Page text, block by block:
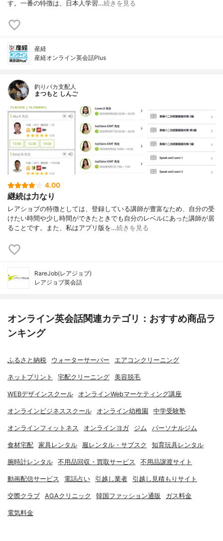
す。一番の特徴は、日本人学習…続きを見る
産経
産経オンライン英会話Plus
釣りバカ支配人
まつもと しんご
4.00
継続は力なり
レアショブの特徴としては、登録している講師が豊富なため、自分の受
けたい時間や少し時間ができたときでも自分のレベルにあった講師が居
ることです。また、私はアプリ版を…続きを見る
RareJob(レアジョブ)
レアジョブ英会話
オンライン英会話関連カテゴリ：おすすめ商品ラ
ンキング
ふるさと納税 ウォーターサーバー エアコンクリーニング
ネットプリント 宅配クリーニング 美容脱毛
WEBデザインスクール オンラインWebマーケティング講座
オンラインビジネススクール オンライン幼稚園 中学受験塾
オンラインフィットネス オンラインヨガ ジム パーソナルジム
食材宅配 家具レンタル 服レンタル・サブスク 知育玩具レンタル
腕時計レンタル 不用品回収・買取サービス 不用品譲渡サイト
動画配信サービス 電話占い 引越し業者 引越し見積もりサイト
交際クラブ AGAクリニック 韓国ファッション通販 ガス料金
電気料金